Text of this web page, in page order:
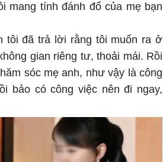
mang tính đánh đố của mẹ bạn
tôi đã trả lời rằng tôi muốn ra ở
gian riêng tư, thoải mái. Rồi
sóc mẹ anh, như vậy là công
bảo có công việc nên đi ngay,